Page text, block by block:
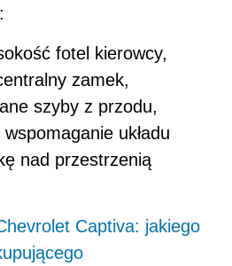
fotel kierowcy,
zamek,
szyby z przodu,
układu
nad przestrzenią
Captiva: jakiego